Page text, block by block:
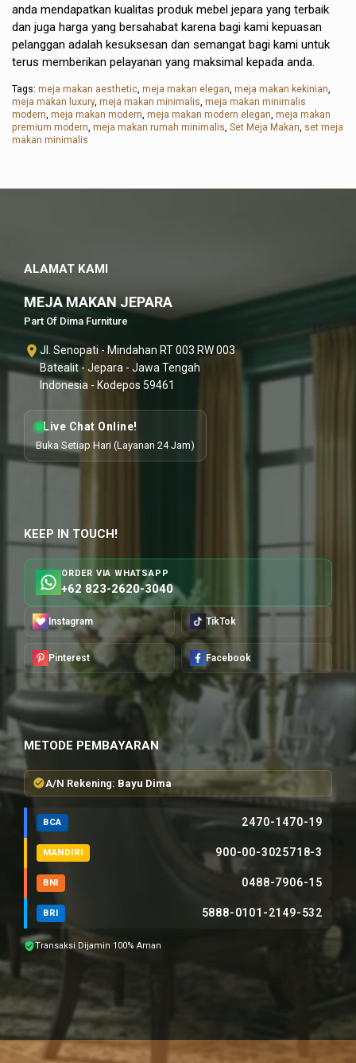
anda mendapatkan kualitas produk mebel jepara yang terbaik
dan juga harga yang bersahabat karena bagi kami kepuasan
pelanggan adalah kesuksesan dan semangat bagi kami untuk
terus memberikan pelayanan yang maksimal kepada anda.
Tags: meja makan aesthetic, meja makan elegan, meja makan kekinian,
meja makan luxury, meja makan minimalis, meja makan minimalis
modern, meja makan modern, meja makan modern elegan, meja makan
premium modern, meja makan rumah minimalis, Set Meja Makan, set meja
makan minimalis
ALAMAT KAMI
MEJA MAKAN JEPARA
Part Of Dima Furniture
Jl. Senopati - Mindahan RT 003 RW 003
Batealit - Jepara - Jawa Tengah
Indonesia - Kodepos 59461
Live Chat Online!
Buka Setiap Hari (Layanan 24 Jam)
KEEP IN TOUCH!
ORDER VIA WHATSAPP
+62 823-2620-3040
Instagram TikTok
Pinterest Facebook
METODE PEMBAYARAN
A/N Rekening: Bayu Dima
BCA 2470-1470-19
MANDIRI 900-00-3025718-3
BNI 0488-7906-15
BRI 5888-0101-2149-532
Transaksi Dijamin 100% Aman